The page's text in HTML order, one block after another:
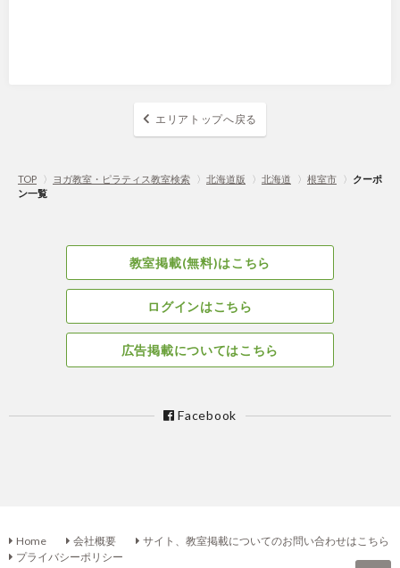
エリアトップへ戻る
TOP 〉 ヨガ教室・ピラティス教室検索 〉 北海道版 〉 北海道 〉 根室市 〉 クーポ
ン一覧
教室掲載(無料)はこちら
ログインはこちら
広告掲載についてはこちら
Facebook
Home 会社概要
サイト、教室掲載についてのお問い合わせはこちら
プライバシーポリシー